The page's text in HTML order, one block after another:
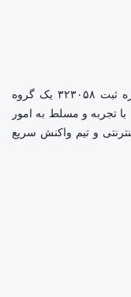
گروه حقوقی تخصصی وکیل سایبری به شماره ثبت ۳۲۳۰۵۸ یک گروه
تجربه و مسلط به امور
و تیم واکنش سریع